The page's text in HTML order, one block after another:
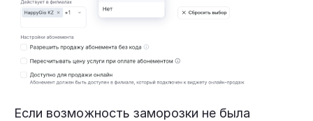
Если возможность заморозки не была